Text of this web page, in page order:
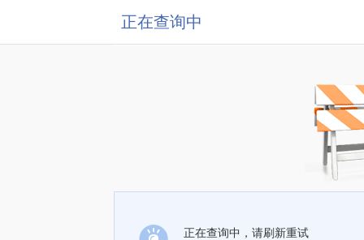
正在查询中
正在查询中，请刷新重试